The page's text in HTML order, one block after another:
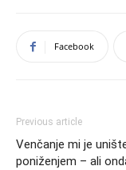
Facebook
Previous article
Venčanje mi je
poniženjem – ali